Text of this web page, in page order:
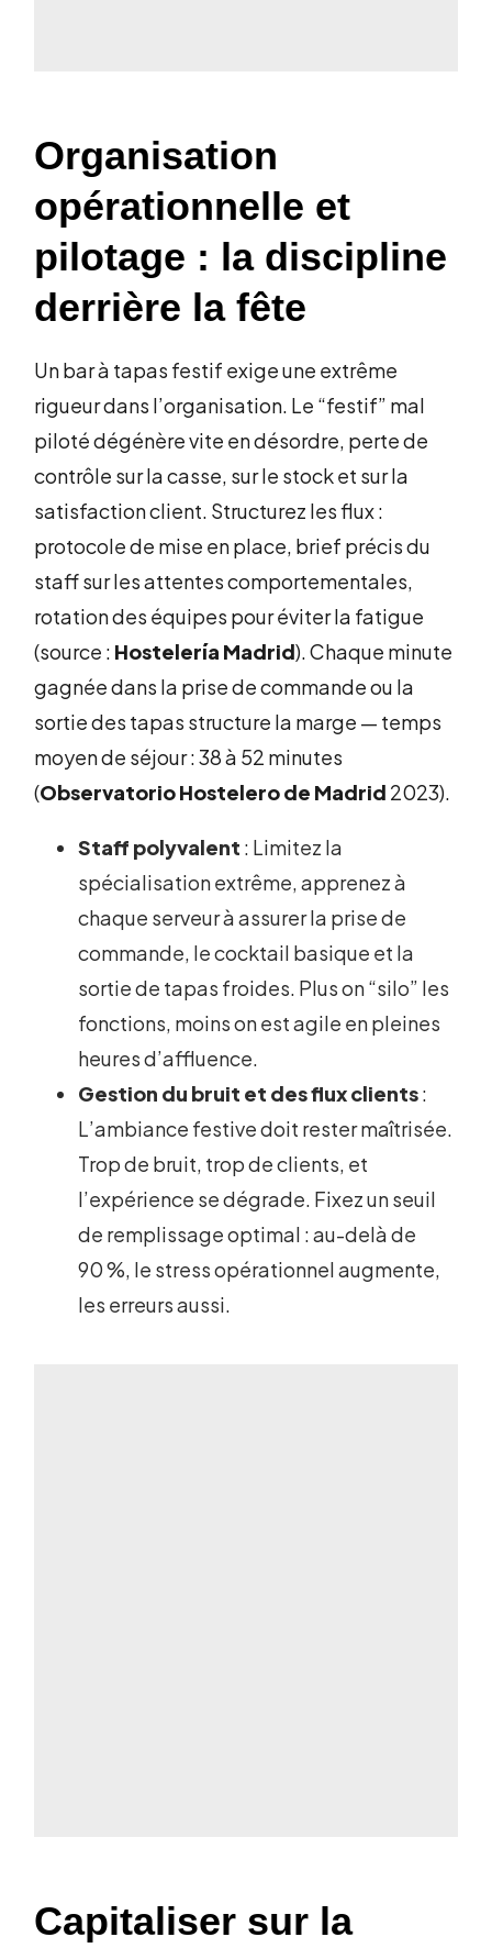
Organisation
opérationnelle et
pilotage : la discipline
derrière la fête
Un bar à tapas festif exige une extrême
rigueur dans l’organisation. Le “festif” mal
piloté dégénère vite en désordre, perte de
contrôle sur la casse, sur le stock et sur la
satisfaction client. Structurez les flux :
protocole de mise en place, brief précis du
staff sur les attentes comportementales,
rotation des équipes pour éviter la fatigue
(source : Hostelería Madrid). Chaque minute
gagnée dans la prise de commande ou la
sortie des tapas structure la marge — temps
moyen de séjour : 38 à 52 minutes
(Observatorio Hostelero de Madrid 2023).
Staff polyvalent : Limitez la
spécialisation extrême, apprenez à
chaque serveur à assurer la prise de
commande, le cocktail basique et la
sortie de tapas froides. Plus on “silo” les
fonctions, moins on est agile en pleines
heures d’affluence.
Gestion du bruit et des flux clients:
L’ambiance festive doit rester maîtrisée.
Trop de bruit, trop de clients, et
l’expérience se dégrade. Fixez un seuil
de remplissage optimal : au-delà de
90 %, le stress opérationnel augmente,
les erreurs aussi.
Capitaliser sur la